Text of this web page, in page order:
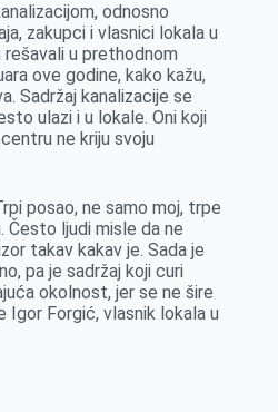
odnosno
zakupci i vlasnici lokala u
rešavali u prethodnom
ove godine, kako kažu,
Sadržaj kanalizacije se
ulazi i u lokale. Oni koji
ne kriju svoju
posao, ne samo moj, trpe
Često ljudi misle da ne
takav kakav je. Sada je
pa je sadržaj koji curi
okolnost, jer se ne šire
Igor Forgić, vlasnik lokala u